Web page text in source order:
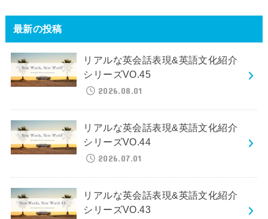
最新の投稿
リアルな英会話表現&英語文化紹介
シリーズVO.45
2026.08.01
リアルな英会話表現&英語文化紹介
シリーズVO.44
2026.07.01
リアルな英会話表現&英語文化紹介
シリーズVO.43